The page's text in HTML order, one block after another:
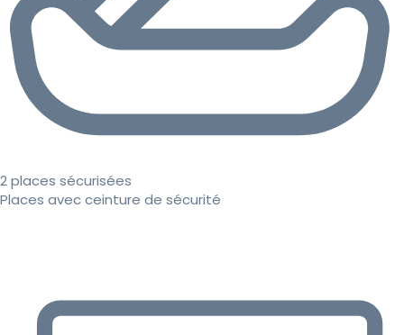
2 places sécurisées
Places avec ceinture de sécurité